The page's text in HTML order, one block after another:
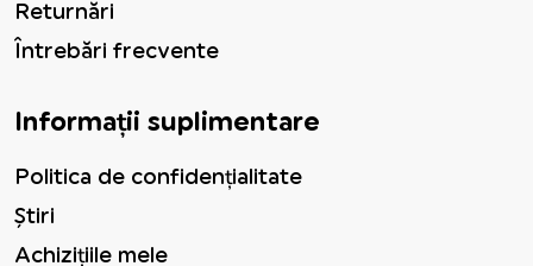
Returnări
Întrebări frecvente
Informații suplimentare
Politica de confidențialitate
Știri
Achizițiile mele